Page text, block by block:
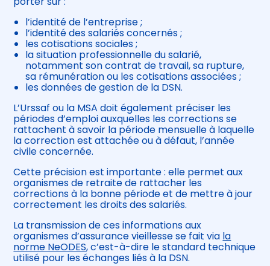
l’identité de l’entreprise ;
l’identité des salariés concernés ;
les cotisations sociales ;
la situation professionnelle du salarié,
notamment son contrat de travail, sa rupture,
sa rémunération ou les cotisations associées ;
les données de gestion de la DSN.
L’Urssaf ou la MSA doit également préciser les
périodes d’emploi auxquelles les corrections se
rattachent à savoir la période mensuelle à laquelle
la correction est attachée ou à défaut, l’année
civile concernée.
Cette précision est importante : elle permet aux
organismes de retraite de rattacher les
corrections à la bonne période et de mettre à jour
correctement les droits des salariés.
La transmission de ces informations aux
organismes d’assurance vieillesse se fait via la
norme NeODES, c’est-à-dire le standard technique
utilisé pour les échanges liés à la DSN.